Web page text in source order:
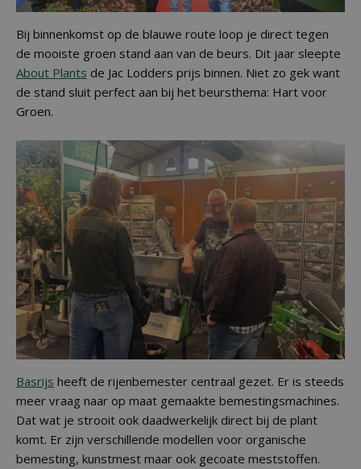
Bij binnenkomst op de blauwe route loop je direct tegen
de mooiste groen stand aan van de beurs. Dit jaar sleepte
About Plants de Jac Lodders prijs binnen. Niet zo gek want
de stand sluit perfect aan bij het beursthema: Hart voor
Groen.
Basrijs heeft de rijenbemester centraal gezet. Er is steeds
meer vraag naar op maat gemaakte bemestingsmachines.
Dat wat je strooit ook daadwerkelijk direct bij de plant
komt. Er zijn verschillende modellen voor organische
bemesting, kunstmest maar ook gecoate meststoffen.